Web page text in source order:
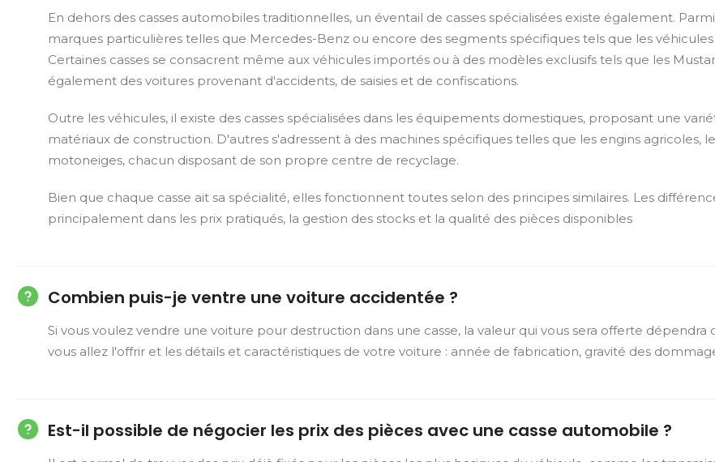
En dehors des casses automobiles traditionnelles, un éventail de casses spécialisées existe également.
marques particulières telles que Mercedes-Benz ou encore des segments spécifiques tels que les
Certaines casses se consacrent même aux véhicules importés ou à des modèles exclusifs tels que les
également des voitures provenant d'accidents, de saisies et de confiscations.
Outre les véhicules, il existe des casses spécialisées dans les équipements domestiques, proposant une
matériaux de construction. D'autres s'adressent à des machines spécifiques telles que les engins agricoles,
motoneiges, chacun disposant de son propre centre de recyclage.
Bien que chaque casse ait sa spécialité, elles fonctionnent toutes selon des principes similaires. Les
principalement dans les prix pratiqués, la gestion des stocks et la qualité des pièces disponibles
Combien puis-je ventre une voiture accidentée ?
Si vous voulez vendre une voiture pour destruction dans une casse, la valeur qui vous sera offerte
vous allez l'offrir et les détails et caractéristiques de votre voiture : année de fabrication, gravité des
Est-il possible de négocier les prix des pièces avec une casse automobile ?